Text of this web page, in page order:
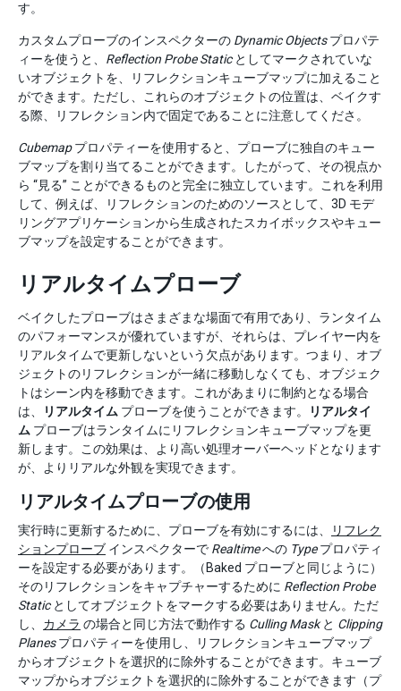
す。
カスタムプローブのインスペクターの Dynamic Objectsプロパテ
ィーを使うと、 Reflection Probe Staticとしてマークされていな
いオブジェクトを、リフレクションキューブマップに加えること
ができます。ただし、これらのオブジェクトの位置は、ベイクす
る際、リフレクション内で固定であることに注意してくださ。
Cubemapプロパティーを使用すると、プローブに独自のキュー
ブマップを割り当てることができます。したがって、その視点か
ら “見る” ことができるものと完全に独立しています。これを利用
して、例えば、リフレクションのためのソースとして、3D モデ
リングアプリケーションから生成されたスカイボックスやキュー
ブマップを設定することができます。
リアルタイムプローブ
ベイクしたプローブはさまざまな場面で有用であり、ランタイム
のパフォーマンスが優れていますが、それらは、プレイヤー内を
リアルタイムで更新しないという欠点があります。つまり、オブ
ジェクトのリフレクションが一緒に移動しなくても、オブジェク
トはシーン内を移動できます。これがあまりに制約となる場合
は、
リアルタイム プローブを使うことができます。
リアルタイ
ム プローブはランタイムにリフレクションキューブマップを更
新します。この効果は、より高い処理オーバーヘッドとなります
が、よりリアルな外観を実現できます。
リアルタイムプローブの使用
実行時に更新するために、プローブを有効にするには、
リフレク
ションプローブ インスペクターで Realtimeへの Typeプロパティ
ーを設定する必要があります。（Baked プローブと同じように）
そのリフレクションをキャプチャーするために Reflection Probe
Staticとしてオブジェクトをマークする必要はありません。ただ
し、 カメラ の場合と同じ方法で動作する Culling Maskと Clipping
Planesプロパティーを使用し、リフレクションキューブマップ
からオブジェクトを選択的に除外することができます。キューブ
マップからオブジェクトを選択的に除外することができます（プ